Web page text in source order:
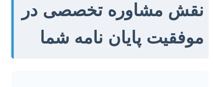
نقش مشاوره تخصصی در
موفقیت پایان نامه شما